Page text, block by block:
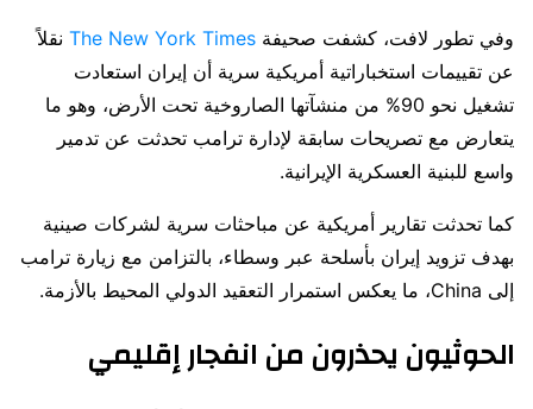
وفي تطور لافت، كشفت صحيفة The New York Times نقلاً
عن تقييمات استخباراتية أمريكية سرية أن إيران استعادت
تشغيل نحو 90% من منشآتها الصاروخية تحت الأرض، وهو ما
يتعارض مع تصريحات سابقة لإدارة ترامب تحدثت عن تدمير
واسع للبنية العسكرية الإيرانية.
كما تحدثت تقارير أمريكية عن مباحثات سرية لشركات صينية
بهدف تزويد إيران بأسلحة عبر وسطاء، بالتزامن مع زيارة ترامب
إلى China، ما يعكس استمرار التعقيد الدولي المحيط بالأزمة.
الحوثيون يحذرون من انفجار إقليمي